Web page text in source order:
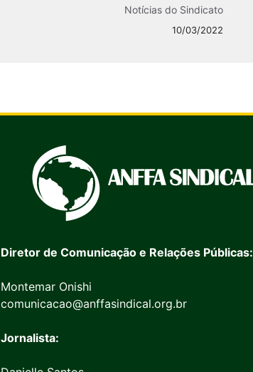
Notícias do Sindicato
10/03/2022
Diretor de Comunicação e Relações Públicas:
Montemar Onishi
comunicacao@anffasindical.org.br
Jornalista: